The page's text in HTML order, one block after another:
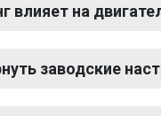
влияет на
заводские